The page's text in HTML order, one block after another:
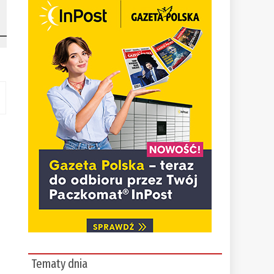
Tematy dnia